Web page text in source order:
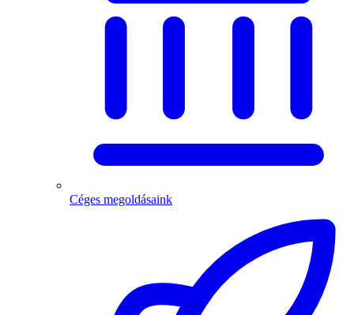
Céges megoldásaink